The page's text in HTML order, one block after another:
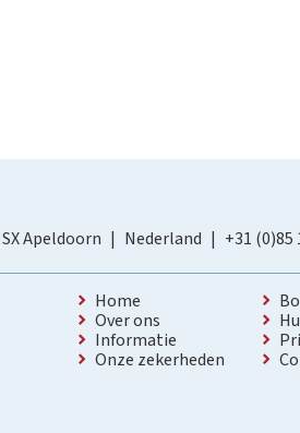
Apeldoorn Nederland +31 (0)85
Home
Over ons
Informatie
Onze zekerheden